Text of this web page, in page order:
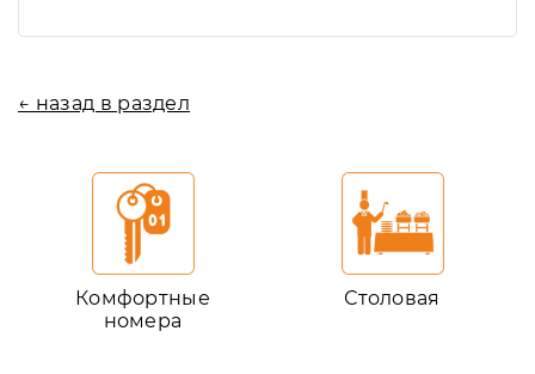
← назад в раздел
Комфортные
номера
Столовая